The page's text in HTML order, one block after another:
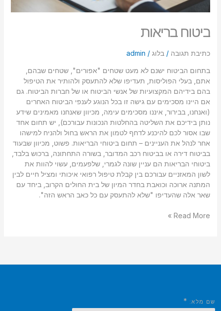
ביטוח בריאות
כתיבת תגובה / בלוג/
admin
בתחום הביטוח ישנם לא מעט שטחים "אפורים", שטחים שבהם,
אתם, בעלי הפוליסות, תעדיפו שלא להתעסק ולהותיר את הטיפול
בהם בידיהם המקצועיות של אנשי הביטוח או של חברות הביטוח. גם
אם היינו מסכימים עם גישה זו בכל הנוגע לענפי הביטוח האחרים
(ואנחנו, בבירור, איננו מסכימים עימה, מכיוון שאנחנו מאמינים שידע
נותן בידיכם את השליטה בהחלטות הנכונות עבורכם), יש תחום אחד
שבו אסור לכם להיכנע לדחף לטמון את הראש בחול ולהניח למישהו
אחר לנהל את העניינים – תחום ביטוחי הבריאות. פשוט, מכיוון שבעוד
בביטוח דירה או בביטוח רכב המדובר, בשורה התחתונה, ברכוש בלבד,
ביטוחי הבריאות הם עניין שונה לגמרי, שלפעמים, עשוי להוות את
לשון המאזניים עבורכם בין קבלת טיפול רפואי איכותי ומציל חיים לבין
המתנה ארוכה וכואבת בחדר המיון של בית החולים הקרוב, ביחד עם
שאר אלה שהעדיפו "שלא להתעסק עם כל כאב הראש הזה".
Read More »
שם מלא: *